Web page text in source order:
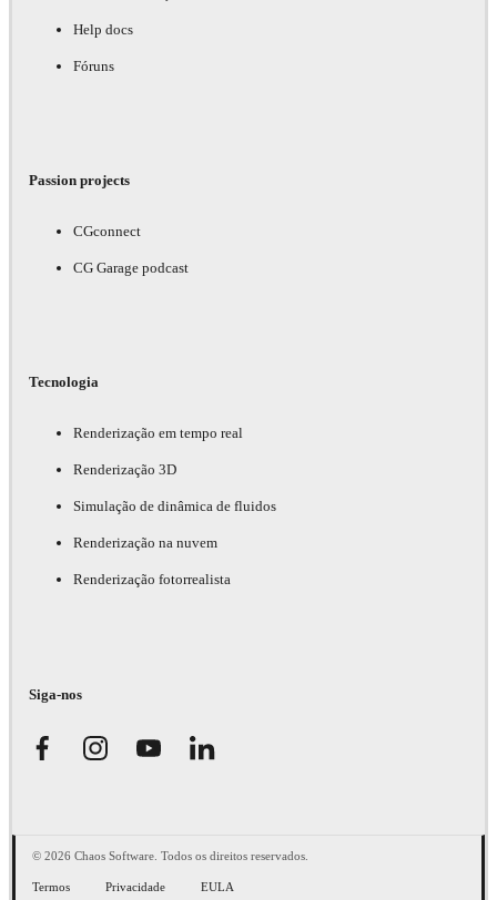
Help docs
Fóruns
Passion projects
CGconnect
CG Garage podcast
Tecnologia
Renderização em tempo real
Renderização 3D
Simulação de dinâmica de fluidos
Renderização na nuvem
Renderização fotorrealista
Siga-nos
© 2026 Chaos Software. Todos os direitos reservados.
Termos Privacidade EULA